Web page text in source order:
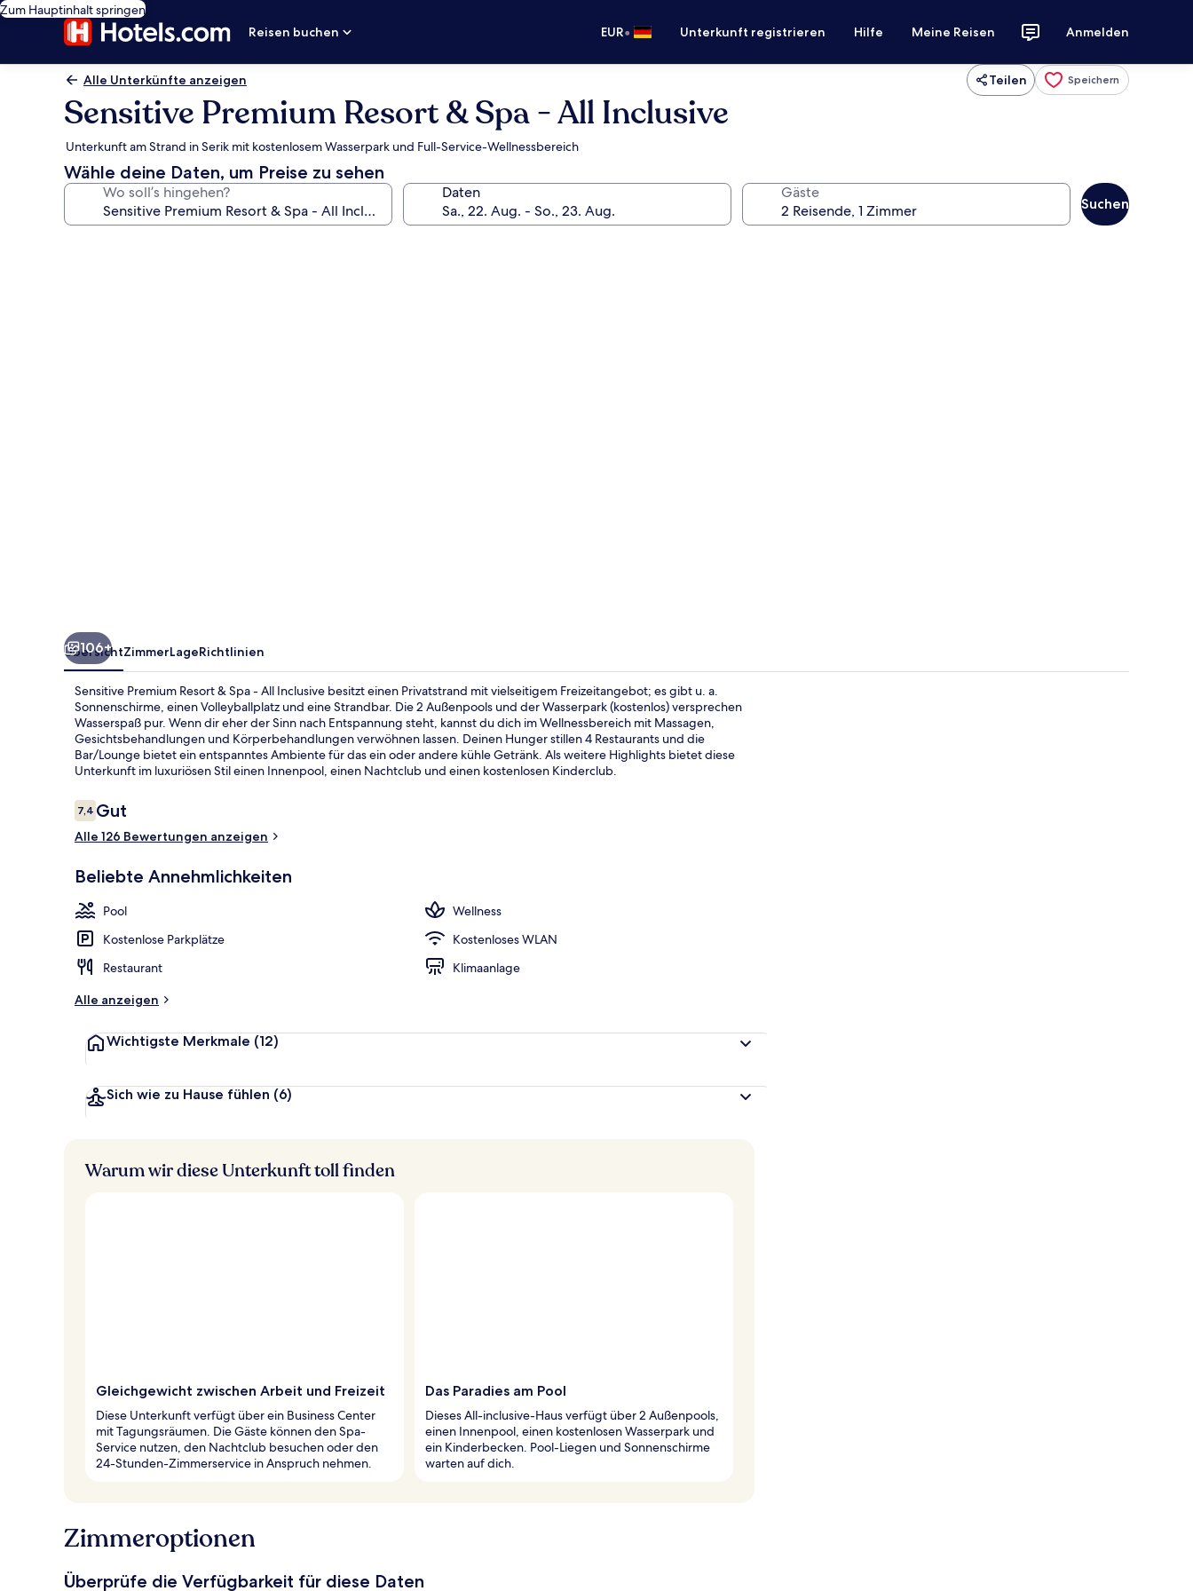
Zum Hauptinhalt springen
Reisen buchen
EUR• Unterkunft registrieren Hilfe Meine Reisen Anmelden
Alle Unterkünfte anzeigen Teilen Speichern
Sensitive Premium Resort & Spa - All Inclusive
Unterkunft am Strand in Serik mit kostenlosem Wasserpark und Full-Service-Wellnessbereich
Wähle deine Daten, um Preise zu sehen
Wo soll’s hingehen? Daten Gäste
Suchen
106+
ÜbersichtZimmerLageRichtlinien
Sensitive Premium Resort & Spa - All Inclusive besitzt einen Privatstrand mit vielseitigem Freizeitangebot; es gibt u. a.
Sonnenschirme, einen Volleyballplatz und eine Strandbar. Die 2 Außenpools und der Wasserpark (kostenlos) versprechen
Wasserspaß pur. Wenn dir eher der Sinn nach Entspannung steht, kannst du dich im Wellnessbereich mit Massagen,
Gesichtsbehandlungen und Körperbehandlungen verwöhnen lassen. Deinen Hunger stillen 4 Restaurants und die
Bar/Lounge bietet ein entspanntes Ambiente für das ein oder andere kühle Getränk. Als weitere Highlights bietet diese
Unterkunft im luxuriösen Stil einen Innenpool, einen Nachtclub und einen kostenlosen Kinderclub.
Bewertungen
7,47,4 von 10.
Gut
Alle 126 Bewertungen anzeigen
Beliebte Annehmlichkeiten
Pool
Wellness
Kostenlose Parkplätze
Kostenloses WLAN
Restaurant
Klimaanlage
Alle anzeigen
Wichtigste Merkmale (12)
Sich wie zu Hause fühlen (6)
Warum wir diese Unterkunft toll finden
Gleichgewicht zwischen Arbeit und Freizeit
Diese Unterkunft verfügt über ein Business Center
mit Tagungsräumen. Die Gäste können den Spa-
Service nutzen, den Nachtclub besuchen oder den
24-Stunden-Zimmerservice in Anspruch nehmen.
Das Paradies am Pool
Dieses All-inclusive-Haus verfügt über 2 Außenpools,
einen Innenpool, einen kostenlosen Wasserpark und
ein Kinderbecken. Pool-Liegen und Sonnenschirme
warten auf dich.
Zimmeroptionen
Überprüfe die Verfügbarkeit für diese Daten